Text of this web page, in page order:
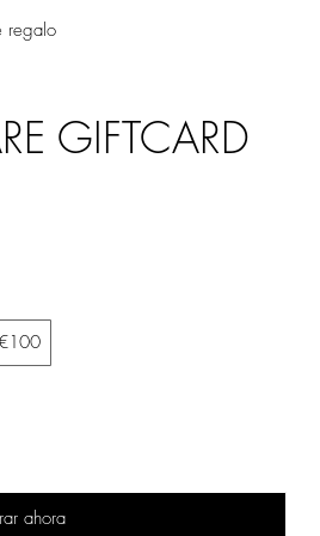
regalo
GIFTCARD
ahora